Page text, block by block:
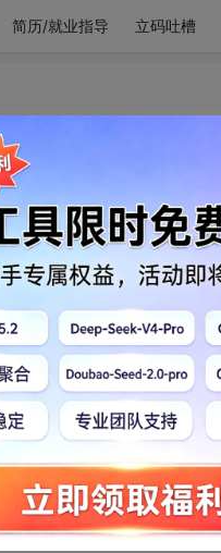
简历/就业指导 立码吐槽
小步。
举报